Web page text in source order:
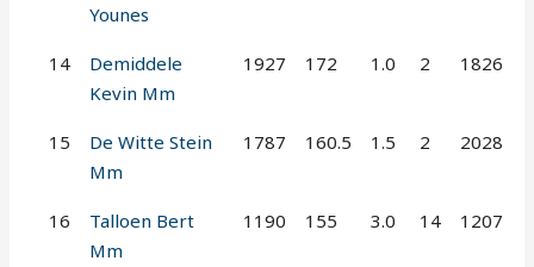
Younes
14
Demiddele
Kevin Mm
1927 172 1.0 2 1826
15
De Witte Stein
Mm
1787 160.5 1.5 2 2028
16
Talloen Bert
Mm
1190 155 3.0 14 1207